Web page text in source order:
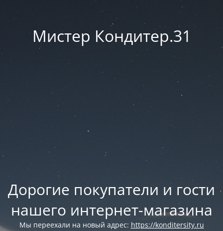
Мистер Кондитер.31
Дорогие покупатели и гости
нашего интернет-магазина
Мы переехали на новый адрес: https://konditersity.ru